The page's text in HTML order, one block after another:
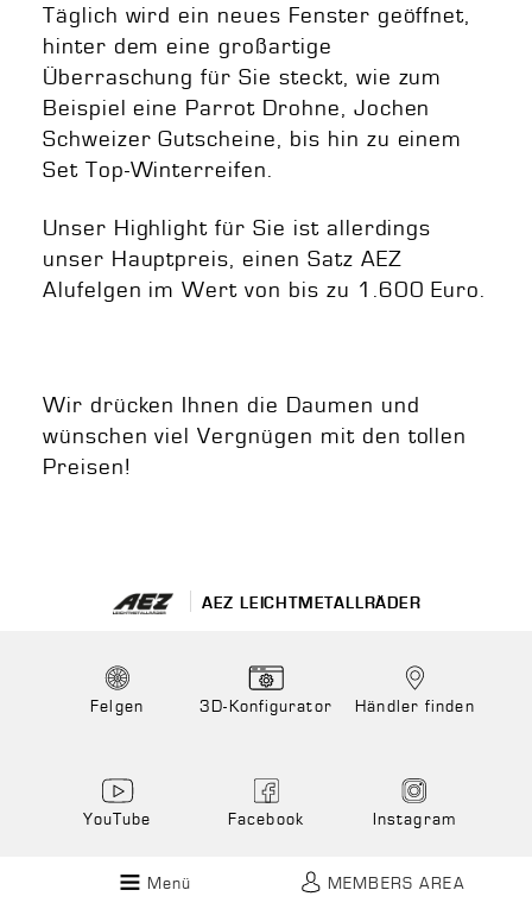
Täglich wird ein neues Fenster geöffnet,
hinter dem eine großartige
Überraschung für Sie steckt, wie zum
Beispiel eine Parrot Drohne, Jochen
Schweizer Gutscheine, bis hin zu einem
Set Top-Winterreifen.
Unser Highlight für Sie ist allerdings
unser Hauptpreis, einen Satz AEZ
Alufelgen im Wert von bis zu 1.600 Euro.
Wir drücken Ihnen die Daumen und
wünschen viel Vergnügen mit den tollen
Preisen!
AEZ LEICHTMETALLRÄDER
Felgen 3D-Konfigurator Händler finden
YouTube Facebook Instagram
Menü MEMBERS AREA